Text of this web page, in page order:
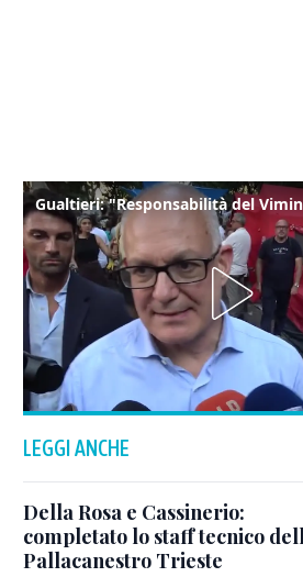
LEGGI ANCHE
Della Rosa e Cassinerio:
completato lo staff tecnico
Pallacanestro Trieste